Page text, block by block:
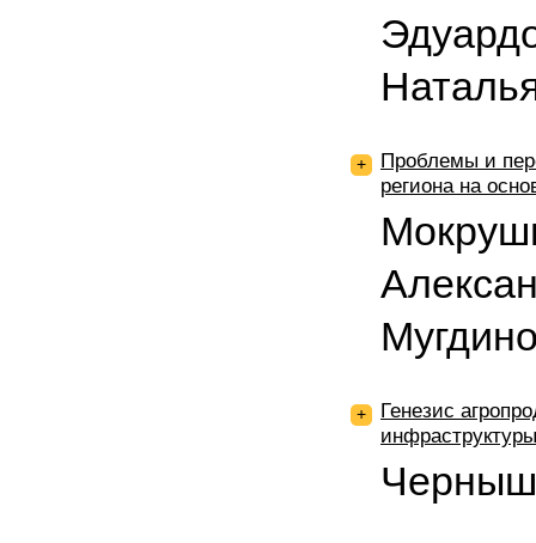
+
Проблемы и
региона на
+
Генезис
инфраструктуры